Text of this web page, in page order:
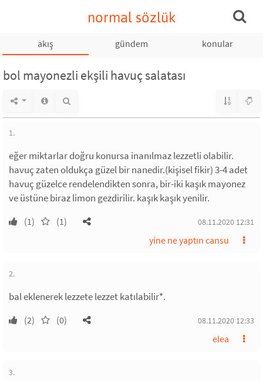
normal sözlük
akış gündem konular
bol mayonezli ekşili havuç salatası
1.
eğer miktarlar doğru konursa inanılmaz lezzetli olabilir.
havuç zaten oldukça güzel bir nanedir.(kişisel fikir) 3-4 adet
havuç güzelce rendelendikten sonra, bir-iki kaşık mayonez
ve üstüne biraz limon gezdirilir. kaşık kaşık yenilir.
(1) (1) 08.11.2020 12:31
yine ne yaptın cansu
2.
bal eklenerek lezzete lezzet katılabilir*.
(2) (0) 08.11.2020 12:33
elea
3.